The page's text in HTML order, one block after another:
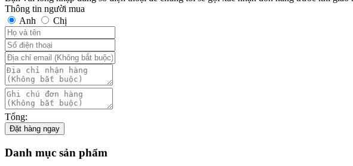
Thông tin người mua
Anh
Chị
Tổng:
Đặt hàng ngay
Danh mục sản phẩm